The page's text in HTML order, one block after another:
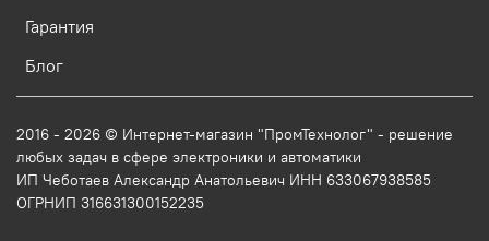
Гарантия
Блог
2016 - 2026 © Интернет-магазин "ПромТехнолог" - решение
любых задач в сфере электроники и автоматики
ИП Чеботаев Александр Анатольевич ИНН 633067938585
ОГРНИП 316631300152235